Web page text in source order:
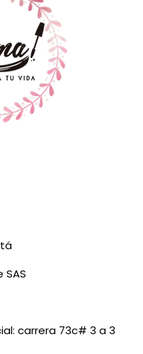
SAS
carrera 73c# 3 a 3